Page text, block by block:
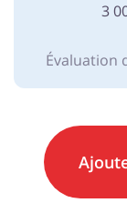
3
Évaluation